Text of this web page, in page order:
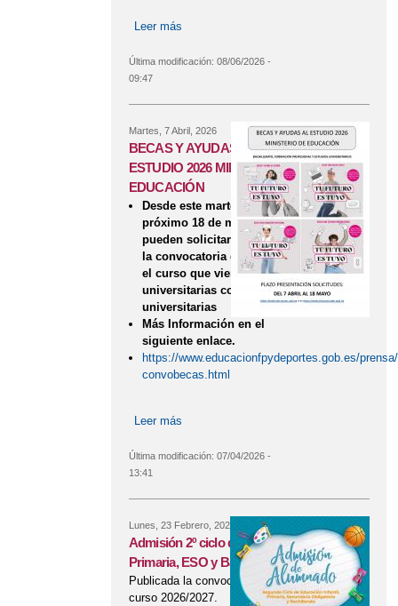
Leer más
Última modificación: 08/06/2026 -
09:47
Martes, 7 Abril, 2026
BECAS Y AYUDAS AL
ESTUDIO 2026 MINISTERIO DE
EDUCACIÓN
Desde este martes y hasta el
próximo 18 de mayo se
pueden solicitar las becas de
la convocatoria general para
el curso que viene, tanto las
universitarias como las no
universitarias
Más Información en el
siguiente enlace.
https://www.educacionfpydeportes.gob.es/
convobecas.html
Leer más
EDUCACIÓN
Última modificación: 07/04/2026 -
13:41
Lunes, 23 Febrero, 2026
Admisión 2º ciclo de Infantil,
Primaria, ESO y Bachillerato
Publicada la convocatoria para el
curso 2026/2027.